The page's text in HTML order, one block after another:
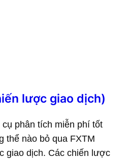
lược giao dịch)
phân tích miễn phí tốt
thể nào bỏ qua FXTM
giao dịch. Các chiến lược